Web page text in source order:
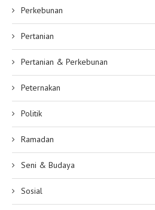
Perkebunan
Pertanian
Pertanian & Perkebunan
Peternakan
Politik
Ramadan
Seni & Budaya
Sosial